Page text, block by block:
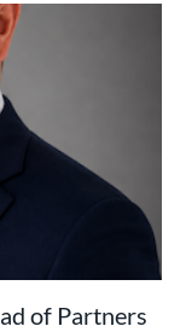
of Partners